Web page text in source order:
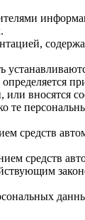
вносятся
те
средств
средств